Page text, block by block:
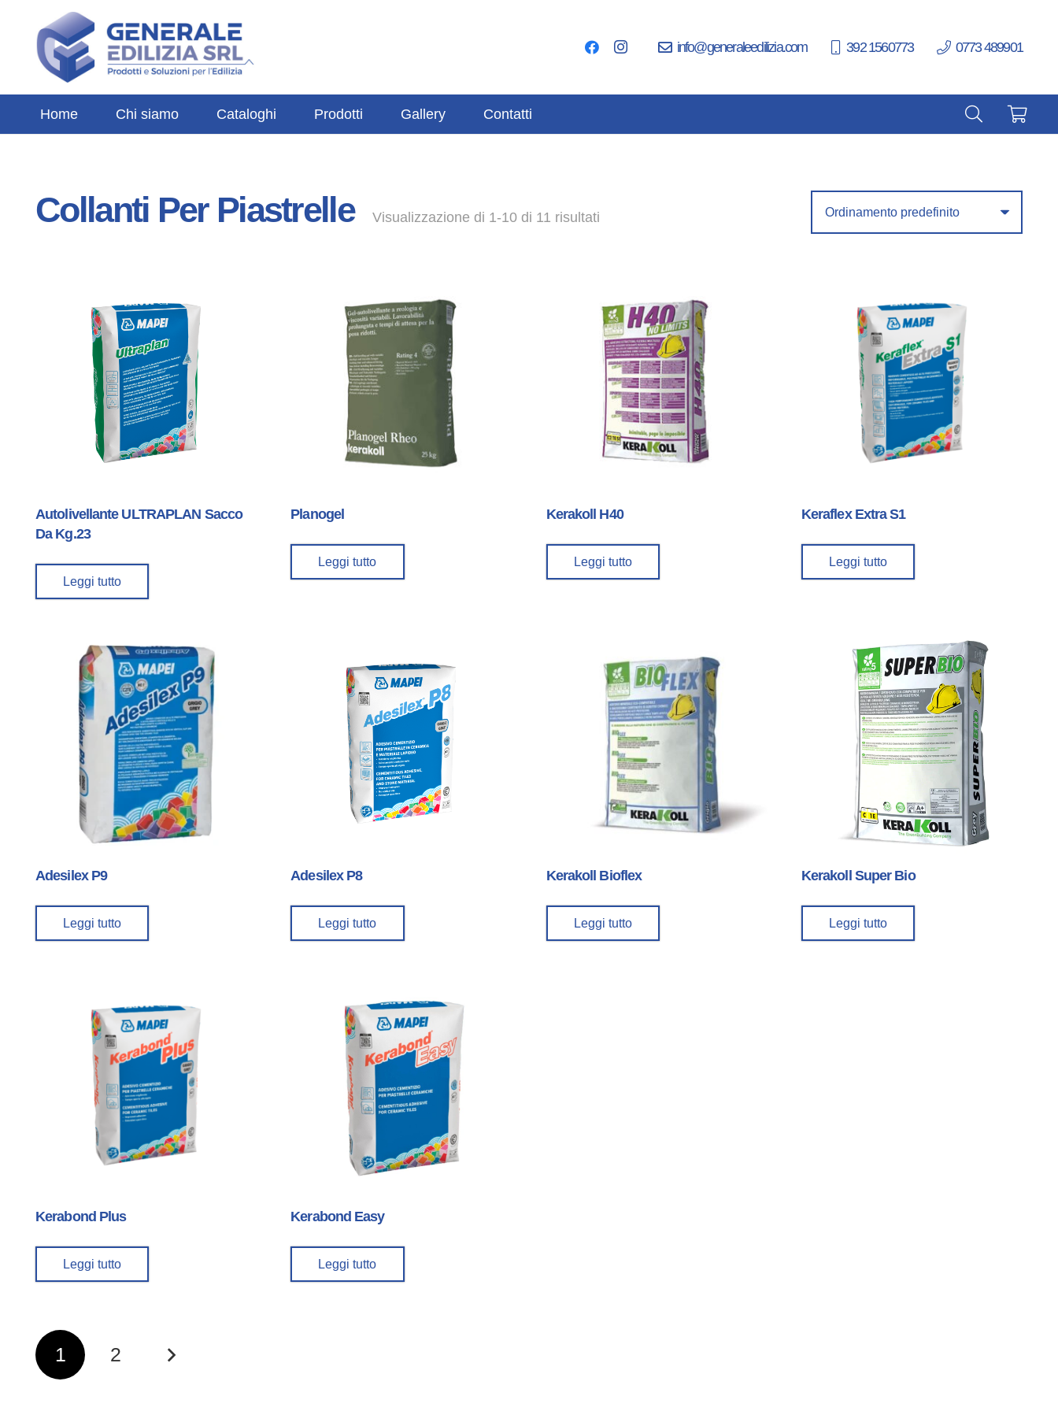
info@generaleedilizia.com 392 1560773 0773 489901
Home Chi siamo Cataloghi Prodotti Gallery Contatti
Collanti Per Piastrelle Visualizzazione di 1-10 di 11 risultati
Autolivellante ULTRAPLAN Sacco
Da Kg.23
Leggi tutto
Planogel
Leggi tutto
Kerakoll H40
Leggi tutto
Keraflex Extra S1
Leggi tutto
Adesilex P9
Leggi tutto
Adesilex P8
Leggi tutto
Kerakoll Bioflex
Leggi tutto
Kerakoll Super Bio
Leggi tutto
Kerabond Plus
Leggi tutto
Kerabond Easy
Leggi tutto
Paginazione
Degli
1 2